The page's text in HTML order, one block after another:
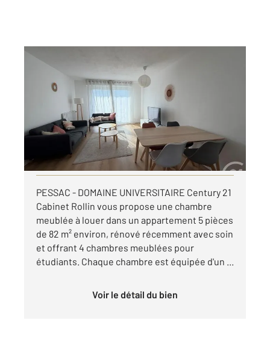
PESSAC 33
, 1 pièce
Ref : 26738
Appartement Chambre à louer
565 €
par mois charges comprises
Visiter le site dédié
PESSAC - DOMAINE UNIVERSITAIRE Century 21
Cabinet Rollin vous propose une chambre
meublée à louer dans un appartement 5 pièces
de 82 m² environ, rénové récemment avec soin
et offrant 4 chambres meublées pour
étudiants. Chaque chambre est équipée d'un ...
Voir le détail du bien